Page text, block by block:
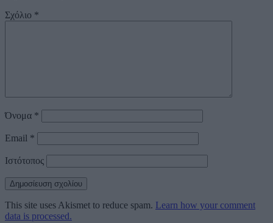
Σχόλιο *
Όνομα *
Email *
Ιστότοπος
This site uses Akismet to reduce spam. Learn how your comment
data is processed.